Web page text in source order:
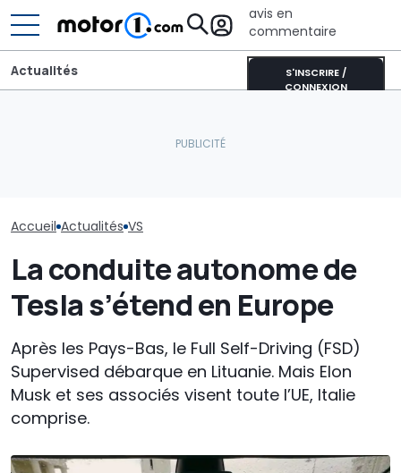
avis en
commentaire
S'INSCRIRE /
CONNEXION
Actualités
Accueil Actualités VS
La conduite autonome de
Tesla s’étend en Europe
Après les Pays-Bas, le Full Self-Driving (FSD)
Supervised débarque en Lituanie. Mais Elon
Musk et ses associés visent toute l’UE, Italie
comprise.